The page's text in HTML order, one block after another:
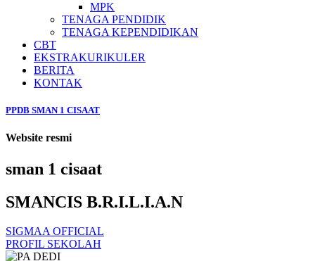
MPK
TENAGA PENDIDIK
TENAGA KEPENDIDIKAN
CBT
EKSTRAKURIKULER
BERITA
KONTAK
PPDB SMAN 1 CISAAT
Website resmi
sman 1 cisaat
SMANCIS B.R.I.L.I.A.N
SIGMAA OFFICIAL
PROFIL SEKOLAH